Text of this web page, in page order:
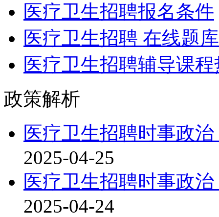
医疗卫生招聘报名条件
医疗卫生招聘 在线题
医疗卫生招聘辅导课
政策解析
医疗卫生招聘时事政
2025-04-25
医疗卫生招聘时事政
2025-04-24